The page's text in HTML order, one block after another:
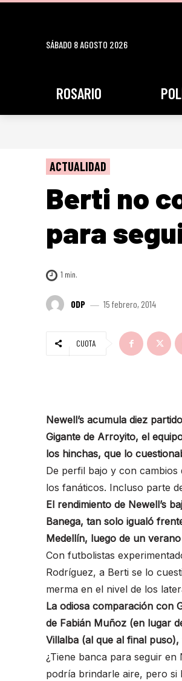
SÁBADO 8 AGOSTO 2026
ROSARIO
ACTUALIDAD
Berti no
para
1 min.
ODP 15 febrero, 2014
CUOTA
Newell’s acumula diez
Gigante de Arroyito, el
los hinchas, que lo
De perfil bajo y con
los fanáticos. Incluso parte
El rendimiento de Newell’s
Banega, tan solo igualó
Medellín, luego de un
Con futbolistas
Rodríguez, a Berti se lo
merma en el nivel de los
La odiosa comparación con
de Fabián Muñoz (en lugar
Villalba (al que al final
¿Tiene banca para seguir
podría brindarle aire, pero si